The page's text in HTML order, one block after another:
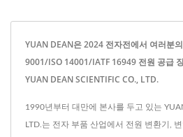
YUAN DEAN은 2024 전자전에서 여러분
9001/ISO 14001/IATF 16949 전원 공급
YUAN DEAN SCIENTIFIC CO., LTD.
1990년부터 대만에 본사를 두고 있는
LTD.는 전자 부품 산업에서 전원 변환기,